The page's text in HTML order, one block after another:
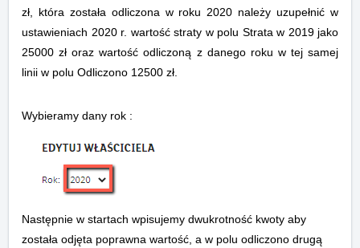
zł, która została odliczona w roku 2020 należy uzupełnić w
ustawieniach 2020 r. wartość straty w polu Strata w 2019 jako
25000 zł oraz wartość odliczoną z danego roku w tej samej
linii w polu Odliczono 12500 zł.
Wybieramy dany rok :
Następnie w startach wpisujemy dwukrotność kwoty aby
została odjęta poprawna wartość, a w polu odliczono drugą